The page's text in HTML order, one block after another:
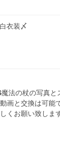
衣装〆
魔法の杖の写真と
画と交換は可能
くお願い致します